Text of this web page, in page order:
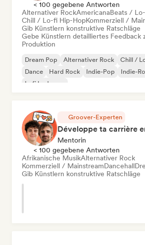
< 100 gegebene Antworten
Alternativer RockAmericanaBeats /
Chill / Lo-fi Hip-HopKommerziell /
Gib Künstlern konstruktive Ratschläge
Gebe Künstlern detailliertes Feedback
Produktion
Dream Pop Alternativer Rock
Chill /
Dance
Hard Rock Indie-Pop
Indie-
Lofi bedroom
Groover-Experten
Mentorin
< 100 gegebene Antworten
Afrikanische MusikAlternativer Rock
Kommerziell / MainstreamDancehall
Gib Künstlern konstruktive Ratschläge